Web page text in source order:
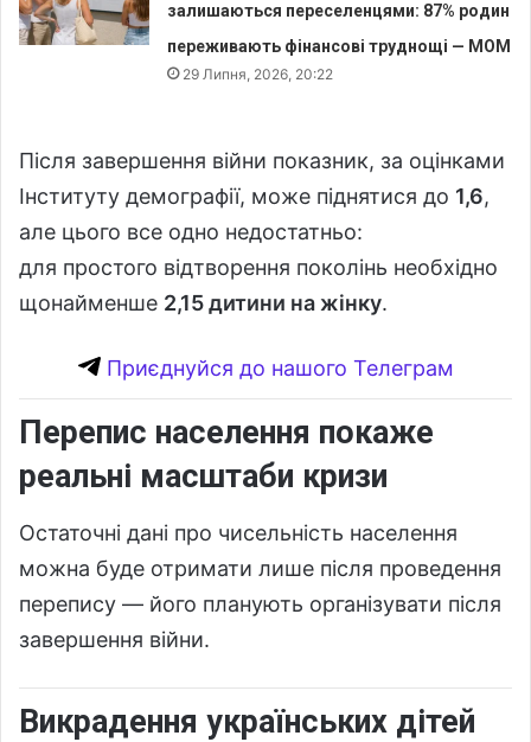
залишаються переселенцями: 87% родин
переживають фінансові труднощі — МОМ
29 Липня, 2026, 20:22
Після завершення війни показник, за оцінками
Інституту демографії, може піднятися до 1,6,
але цього все одно недостатньо:
для простого відтворення поколінь необхідно
щонайменше 2,15 дитини на жінку.
Приєднуйся до нашого Телеграм
Перепис населення покаже
реальні масштаби кризи
Остаточні дані про чисельність населення
можна буде отримати лише після проведення
перепису — його планують організувати після
завершення війни.
Викрадення українських дітей